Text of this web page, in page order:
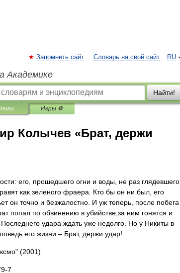
RU
Запомнить сайт Словарь на свой сайт
Академике
Найти!
Игры ⚽
Колычев «Брат, держи
его, прошедшего огни и воды, не раз глядевшего
как зеленого фраера. Кто бы он ни был, его
он точно и безжалостно. И уж теперь, после побега
попал по обвинению в убийстве,за ним гонятся и
удара ждать уже недолго. Но у Никиты в
его жизни – Брат, держи удар!
(2001)
7